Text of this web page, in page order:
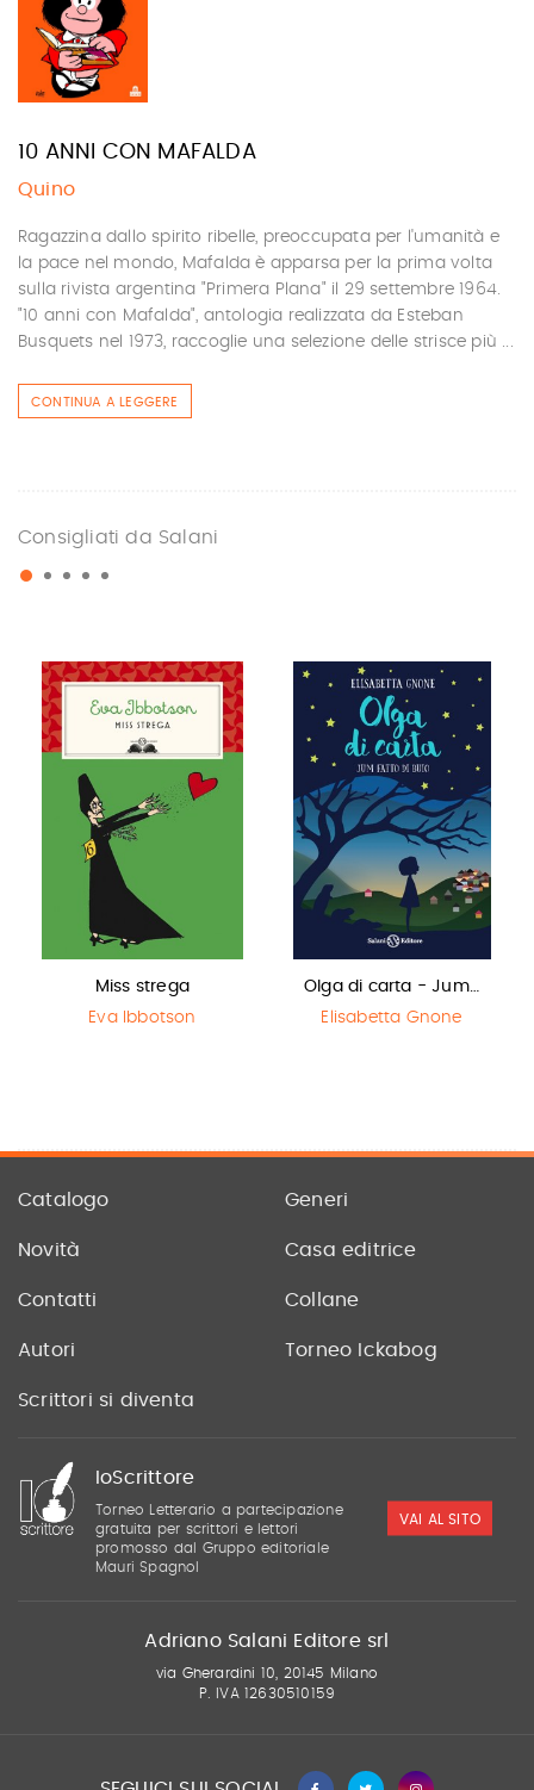
10 ANNI CON MAFALDA
Quino
Ragazzina dallo spirito ribelle, preoccupata per l'umanità e
la pace nel mondo, Mafalda è apparsa per la prima volta
sulla rivista argentina "Primera Plana" il 29 settembre 1964.
"10 anni con Mafalda", antologia realizzata da Esteban
Busquets nel 1973, raccoglie una selezione delle strisce più ...
CONTINUA A LEGGERE
Consigliati da Salani
Miss strega
Eva Ibbotson
Olga di carta - Jum…
Elisabetta Gnone
Catalogo Generi
Novità Casa editrice
Contatti Collane
Autori Torneo Ickabog
Scrittori si diventa
IoScrittore
Torneo Letterario a partecipazione
gratuita per scrittori e lettori
promosso dal Gruppo editoriale
Mauri Spagnol
VAI AL SITO
Adriano Salani Editore srl
via Gherardini 10, 20145 Milano
P. IVA 12630510159